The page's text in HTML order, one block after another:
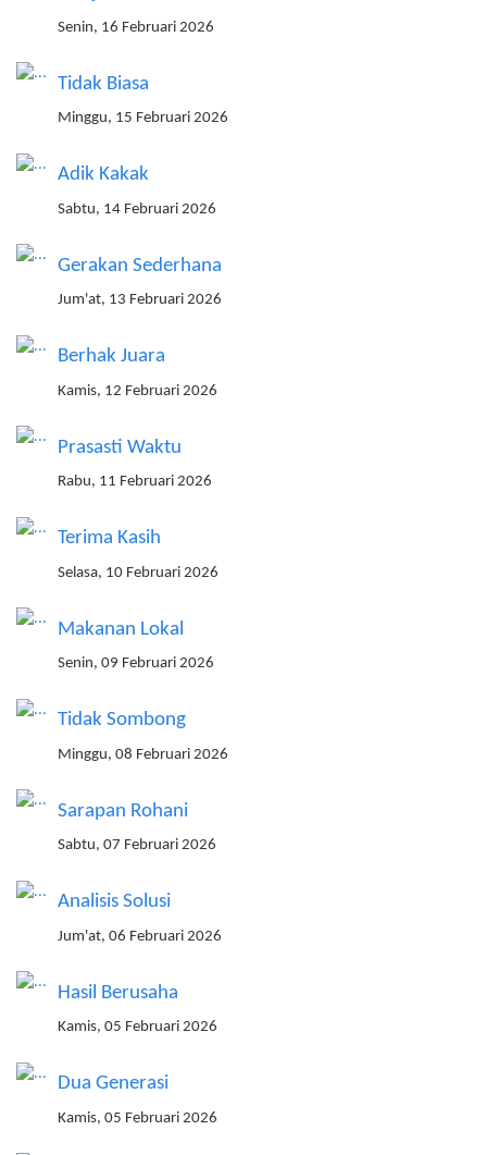
Senin, 16 Februari 2026
Tidak Biasa
Minggu, 15 Februari 2026
Adik Kakak
Sabtu, 14 Februari 2026
Gerakan Sederhana
Jum'at, 13 Februari 2026
Berhak Juara
Kamis, 12 Februari 2026
Prasasti Waktu
Rabu, 11 Februari 2026
Terima Kasih
Selasa, 10 Februari 2026
Makanan Lokal
Senin, 09 Februari 2026
Tidak Sombong
Minggu, 08 Februari 2026
Sarapan Rohani
Sabtu, 07 Februari 2026
Analisis Solusi
Jum'at, 06 Februari 2026
Hasil Berusaha
Kamis, 05 Februari 2026
Dua Generasi
Kamis, 05 Februari 2026